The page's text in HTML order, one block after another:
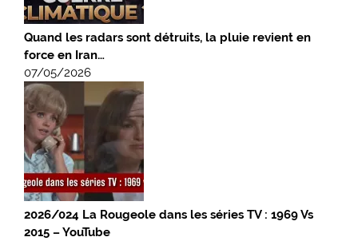
Quand les radars sont détruits, la pluie revient en
force en Iran…
07/05/2026
2026/024 La Rougeole dans les séries TV : 1969 Vs
2015 – YouTube